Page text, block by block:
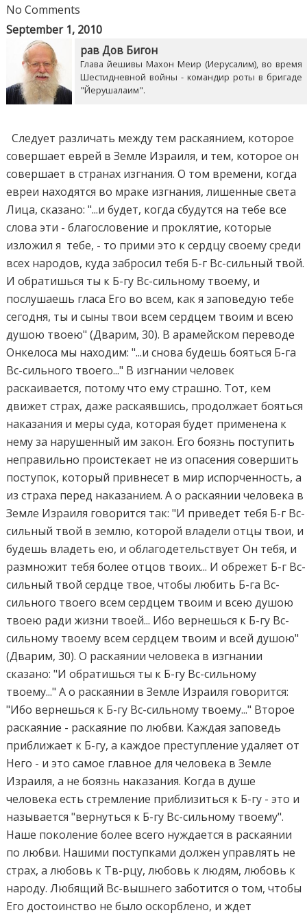
No Comments
September 1, 2010
рав Дов Бигон
Глава йешивы Махон Меир (Иерусалим), во время
Шестидневной войны - командир роты в бригаде
"Йерушалаим".
Следует различать между тем раскаянием, которое
совершает еврей в Земле Израиля, и тем, которое он
совершает в странах изгнания. О том времени, когда
евреи находятся во мраке изгнания, лишенные света
Лица, сказано: "...и будет, когда сбудутся на тебе все
слова эти - благословение и проклятие, которые
изложил я тебе, - то прими это к сердцу своему среди
всех народов, куда забросил тебя Б-г Вс-сильный твой.
И обратишься ты к Б-гу Вс-сильному твоему, и
послушаешь гласа Его во всем, как я заповедую тебе
сегодня, ты и сыны твои всем сердцем твоим и всею
душою твоею" (Дварим, 30). В арамейском переводе
Онкелоса мы находим: "...и снова будешь бояться Б-га
Вс-сильного твоего..." В изгнании человек
раскаивается, потому что ему страшно. Тот, кем
движет страх, даже раскаявшись, продолжает бояться
наказания и меры суда, которая будет применена к
нему за нарушенный им закон. Его боязнь поступить
неправильно проистекает не из опасения совершить
поступок, который привнесет в мир испорченность, а
из страха перед наказанием. А о раскаянии человека в
Земле Израиля говорится так: "И приведет тебя Б-г Вс-
сильный твой в землю, которой владели отцы твои, и
будешь владеть ею, и облагодетельствует Он тебя, и
размножит тебя более отцов твоих... И обрежет Б-г Вс-
сильный твой сердце твое, чтобы любить Б-га Вс-
сильного твоего всем сердцем твоим и всею душою
твоею ради жизни твоей... Ибо вернешься к Б-гу Вс-
сильному твоему всем сердцем твоим и всей душою"
(Дварим, 30). О раскаянии человека в изгнании
сказано: "И обратишься ты к Б-гу Вс-сильному
твоему..." А о раскаянии в Земле Израиля говорится:
"Ибо вернешься к Б-гу Вс-сильному твоему..." Второе
раскаяние - раскаяние по любви. Каждая заповедь
приближает к Б-гу, а каждое преступление удаляет от
Него - и это самое главное для человека в Земле
Израиля, а не боязнь наказания. Когда в душе
человека есть стремление приблизиться к Б-гу - это и
называется "вернуться к Б-гу Вс-сильному твоему".
Наше поколение более всего нуждается в раскаянии
по любви. Нашими поступками должен управлять не
страх, а любовь к Тв-рцу, любовь к людям, любовь к
народу. Любящий Вс-вышнего заботится о том, чтобы
Его достоинство не было оскорблено, и ждет